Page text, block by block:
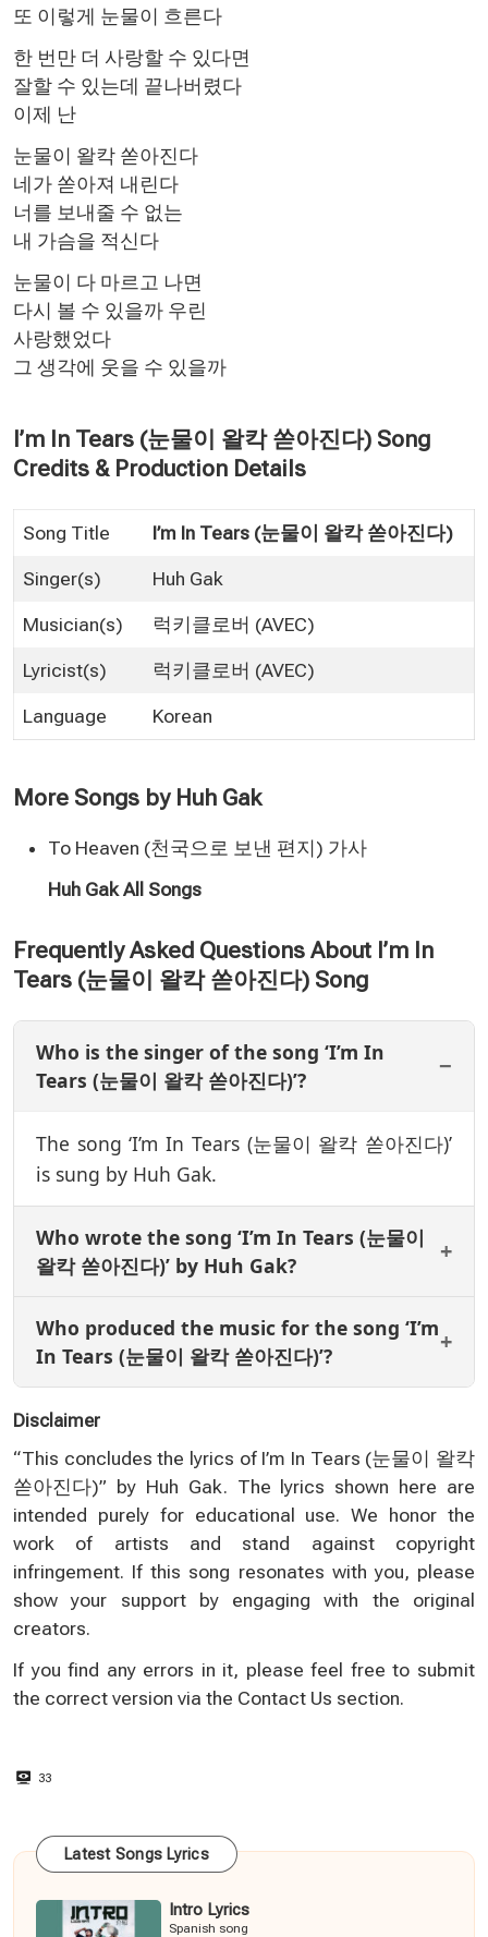
또 이렇게 눈물이 흐른다
한 번만 더 사랑할 수 있다면
잘할 수 있는데 끝나버렸다
이제 난
눈물이 왈칵 쏟아진다
네가 쏟아져 내린다
너를 보내줄 수 없는
내 가슴을 적신다
눈물이 다 마르고 나면
다시 볼 수 있을까 우린
사랑했었다
그 생각에 웃을 수 있을까
I’m In Tears (눈물이 왈칵 쏟아진다) Song
Credits & Production Details
Song Title I’m In Tears (눈물이 왈칵 쏟아진다)
Singer(s) Huh Gak
Musician(s) 럭키클로버 (AVEC)
Lyricist(s) 럭키클로버 (AVEC)
Language Korean
More Songs by Huh Gak
To Heaven (천국으로 보낸 편지) 가사
Huh Gak All Songs
Frequently Asked Questions About I’m In
Tears (눈물이 왈칵 쏟아진다) Song
Who is the singer of the song ‘I’m In
Tears (눈물이 왈칵 쏟아진다)’?
The song ‘I’m In Tears (눈물이 왈칵 쏟아진다)’
is sung by Huh Gak.
Who wrote the song ‘I’m In Tears (눈물이
왈칵 쏟아진다)’ by Huh Gak?
Who produced the music for the song ‘I’m
In Tears (눈물이 왈칵 쏟아진다)’?
Disclaimer
“This concludes the lyrics of I’m In Tears (눈물이 왈칵
쏟아진다)” by Huh Gak. The lyrics shown here are
intended purely for educational use. We honor the
work of artists and stand against copyright
infringement. If this song resonates with you, please
show your support by engaging with the original
creators.
If you find any errors in it, please feel free to submit
the correct version via the Contact Us section.
33
Latest Songs Lyrics
Intro Lyrics
Spanish song